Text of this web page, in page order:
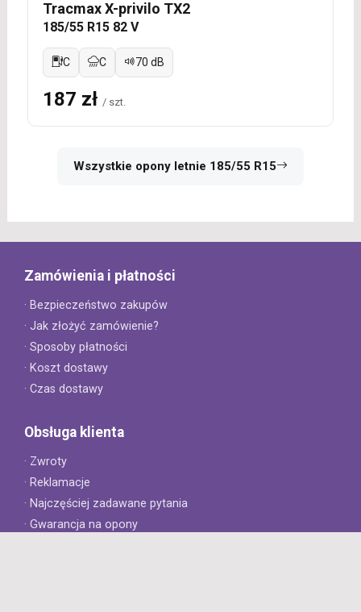
Tracmax X-privilo TX2
185/55 R15 82 V
C C 70 dB
187 zł / szt.
Wszystkie opony letnie 185/55 R15
Zamówienia i płatności
· Bezpieczeństwo zakupów
· Jak złożyć zamówienie?
· Sposoby płatności
· Koszt dostawy
· Czas dostawy
Obsługa klienta
· Zwroty
· Reklamacje
· Najczęściej zadawane pytania
· Gwarancja na opony